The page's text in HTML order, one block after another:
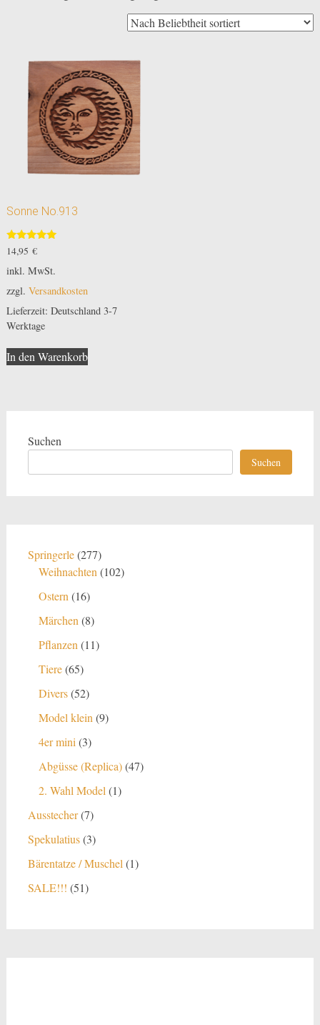
Sonne No.913
Bewertet
mit
5.00
von 5
14,95 €
inkl. MwSt.
zzgl. Versandkosten
Lieferzeit: Deutschland 3-7
Werktage
In den Warenkorb
Suchen
Suchen
Springerle 277277
Produkte
Weihnachten 102102
Ostern 1616
Märchen 88
Pflanzen 1111
Tiere 6565
Divers 5252
Model klein 99
4er mini 33
Abgüsse (Replica) 4747
2. Wahl Model 11
Ausstecher 77
Spekulatius 33
Bärentatze / Muschel 11
SALE!!! 5151